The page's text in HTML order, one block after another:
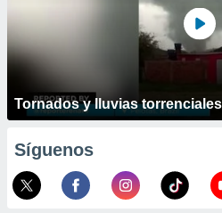
Tornados y lluvias
Síguenos